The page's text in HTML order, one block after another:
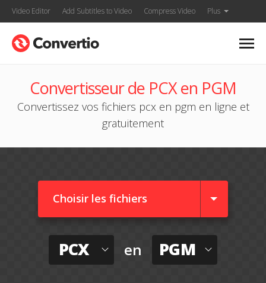
Video Editor Add Subtitles to Video Compress Video Plus
Convertisseur de PCX en PGM
Convertissez vos fichiers pcx en pgm en ligne et
gratuitement
Choisir les fichiers
PCX en PGM